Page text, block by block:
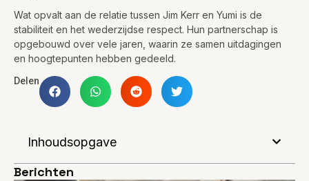
Wat opvalt aan de relatie tussen Jim Kerr en Yumi is de
stabiliteit en het wederzijdse respect. Hun partnerschap is
opgebouwd over vele jaren, waarin ze samen uitdagingen
en hoogtepunten hebben gedeeld.
Delen
Inhoudsopgave
Berichten